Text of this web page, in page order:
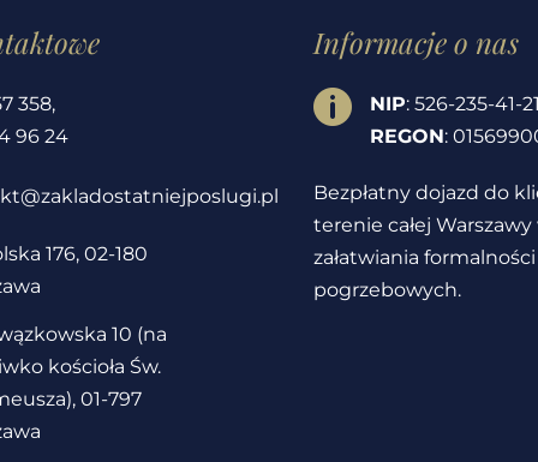
358,
96 24
176, 02-180
10 (na
kościoła Św.
01-797
Informacje o nas

NIP: 526-235-41-
REGON:
Bezpłatny dojazd do
terenie całej
załatwiania formalności
pogrzebowych.